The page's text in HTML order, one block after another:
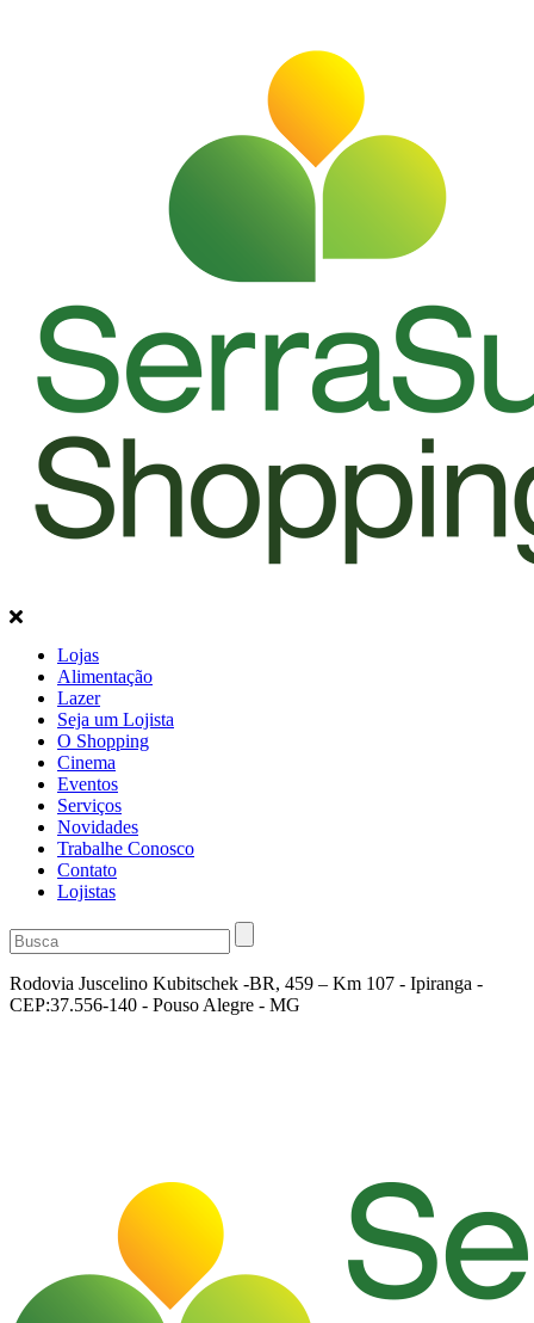
Lojas
Alimentação
Lazer
Seja um Lojista
O Shopping
Cinema
Eventos
Serviços
Novidades
Trabalhe Conosco
Contato
Lojistas
Rodovia Juscelino Kubitschek -BR, 459 – Km 107 - Ipiranga -
CEP:37.556-140 - Pouso Alegre - MG